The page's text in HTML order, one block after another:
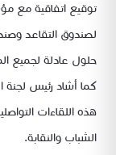
توقيع اتفاقية مع
لصندوق التقاعد
حلول عادلة لجميع
كما أشاد رئيس
هذه اللقاءات
الشباب والنقابة.